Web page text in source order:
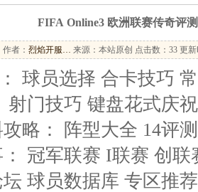
FIFA Online3 欧洲联赛传奇评
作者： 烈焰开服… 来源：本站原创 点击数： 33 更新
员选择 合卡技巧 常
射门技巧 键盘花式庆
略： 阵型大全 14评
冠军联赛 I联赛 创
球员数据库 专区推